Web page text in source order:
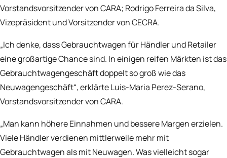
Vorstandsvorsitzender von CARA; Rodrigo Ferreira da Silva,
Vizepräsident und Vorsitzender von CECRA.
„Ich denke, dass Gebrauchtwagen für Händler und Retailer
eine großartige Chance sind. In einigen reifen Märkten ist das
Gebrauchtwagengeschäft doppelt so groß wie das
Neuwagengeschäft“, erklärte Luis-Maria Perez-Serano,
Vorstandsvorsitzender von CARA.
„Man kann höhere Einnahmen und bessere Margen erzielen.
Viele Händler verdienen mittlerweile mehr mit
Gebrauchtwagen als mit Neuwagen. Was vielleicht sogar